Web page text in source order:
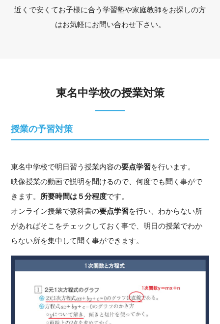
近くで安くてお子様に合う学習塾や家庭教師をお探しの方
はお気軽にお問い合わせ下さい。
東名中学校の授業対策
授業の予習対策
東名中学校で明日習う授業内容の要点学習を行います。
映像授業の動画で説明を聞けるので、何度でも聞く事がで
きます。 所要時間は５分程度です。
オンライン授業で教科書の要点学習を行い、わからない所
があればそこをチェックしておく事で、明日の授業でわか
らない所を集中して聞く事ができます。